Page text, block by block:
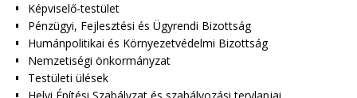
Képviselő-testület
Pénzügyi, Fejlesztési és Ügyrendi Bizottság
Humánpolitikai és Környezetvédelmi Bizottság
Nemzetiségi önkormányzat
Testületi ülések